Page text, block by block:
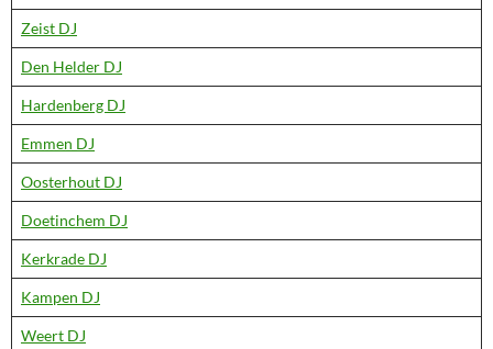
Zeist DJ
Den Helder DJ
Hardenberg DJ
Emmen DJ
Oosterhout DJ
Doetinchem DJ
Kerkrade DJ
Kampen DJ
Weert DJ